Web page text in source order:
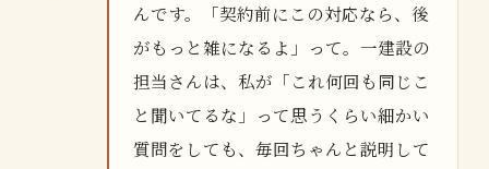
んです。「契約前にこの対応なら、後
がもっと雑になるよ」って。一建設の
担当さんは、私が「これ何回も同じこ
と聞いてるな」って思うくらい細かい
質問をしても、毎回ちゃんと説明して